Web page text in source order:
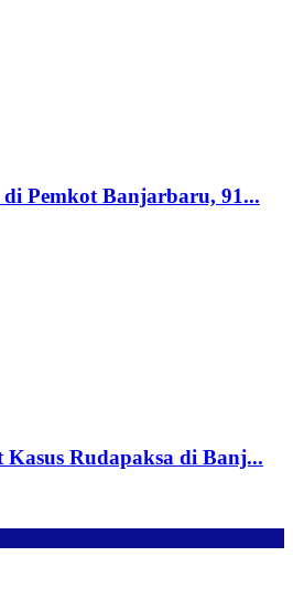
di Pemkot Banjarbaru, 91...
Rudapaksa di Banj...